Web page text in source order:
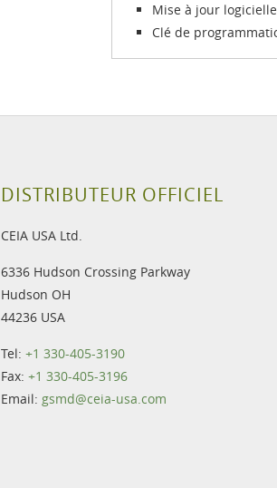
Mise à jour
Clé de
DISTRIBUTEUR OFFICIEL
CEIA USA Ltd.
6336 Hudson Crossing Parkway
Hudson OH
44236 USA
Tel: +1 330-405-3190
Fax: +1 330-405-3196
Email: gsmd@ceia-usa.com